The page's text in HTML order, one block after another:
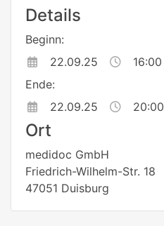
Details
Beginn:
22.09.25
16:00
Ende:
22.09.25
20:00
Ort
medidoc GmbH
Friedrich-Wilhelm-Str. 18
47051 Duisburg